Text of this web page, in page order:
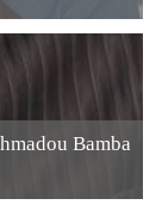
Bamba